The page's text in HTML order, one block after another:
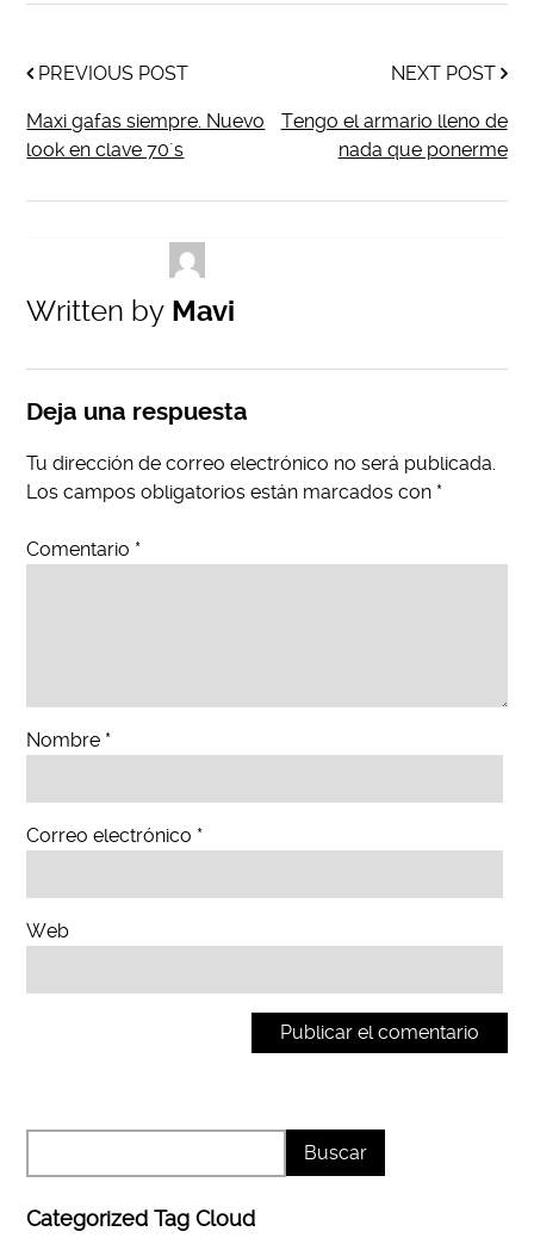
PREVIOUS POST
Maxi gafas siempre. Nuevo
look en clave 70´s
NEXT POST
Tengo el armario lleno de
nada que ponerme
Written by Mavi
Deja una respuesta
Tu dirección de correo electrónico no será publicada.
Los campos obligatorios están marcados con *
Comentario *
Nombre *
Correo electrónico *
Web
Categorized Tag Cloud